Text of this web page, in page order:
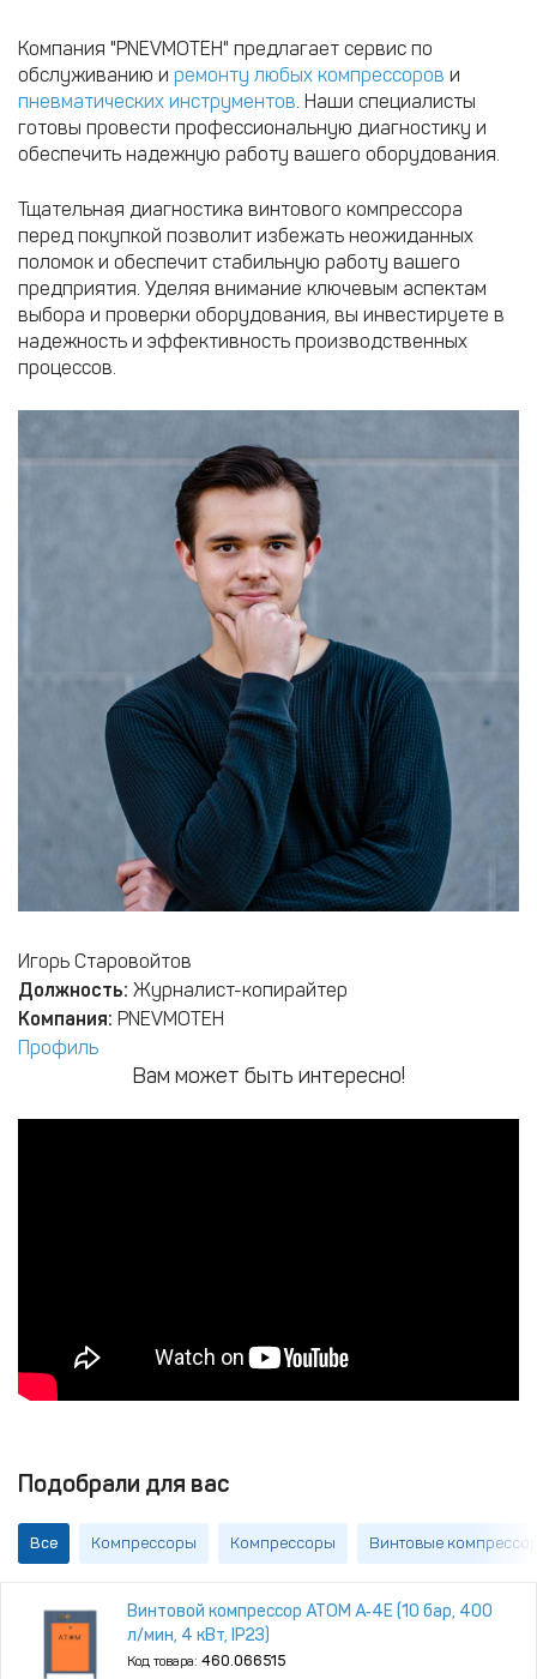
Компания "PNEVMOTEH" предлагает сервис по
обслуживанию и ремонту любых компрессоров и
пневматических инструментов . Наши специалисты
готовы провести профессиональную диагностику и
обеспечить надежную работу вашего оборудования.​​
Тщательная диагностика винтового компрессора
перед покупкой позволит избежать неожиданных
поломок и обеспечит стабильную работу вашего
предприятия. Уделяя внимание ключевым аспектам
выбора и проверки оборудования, вы инвестируете в
надежность и эффективность производственных
процессов.​​​
Игорь Старовойтов
Должность: Журналист-копирайтер
Компания: PNEVMOTEH
Профиль
Вам может быть интересно!
Подобрали для вас
Все Компрессоры Компрессоры Винтовые
Винтовой компрессор ATOM А‑4Е (10 бар, 400
л/мин, 4 кВт, IP23)
Код товара: 460.066515